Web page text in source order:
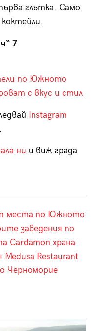
глътка. Само
7
по Южното
с вкус и стил
Instagram
ни и виж града
места по Южното
заведения по
Cardamon храна
Medusa Restaurant
Черноморие